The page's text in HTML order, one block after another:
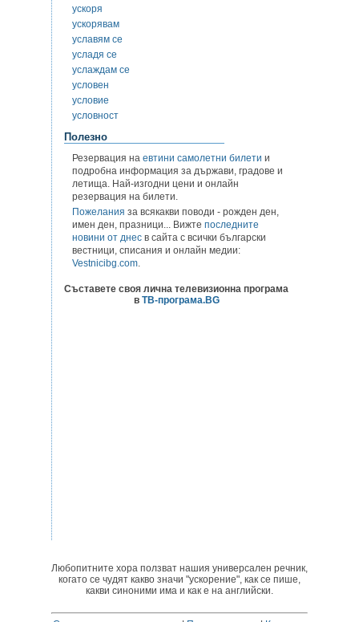
ускоря
ускорявам
уславям се
усладя се
услаждам се
условен
условие
условност
Полезно
Резервация на евтини самолетни билети и
подробна информация за държави, градове и
летища. Най-изгодни цени и онлайн
резервация на билети.
Пожелания за всякакви поводи - рожден ден,
имен ден, празници... Вижте последните
новини от днес в сайта с всички български
вестници, списания и онлайн медии:
Vestnicibg.com.
Съставете своя лична телевизионна програма
в ТВ-програма.BG
Любопитните хора ползват нашия универсален речник,
когато се чудят какво значи "ускорение", как се пише,
какви синоними има и как е на английски.